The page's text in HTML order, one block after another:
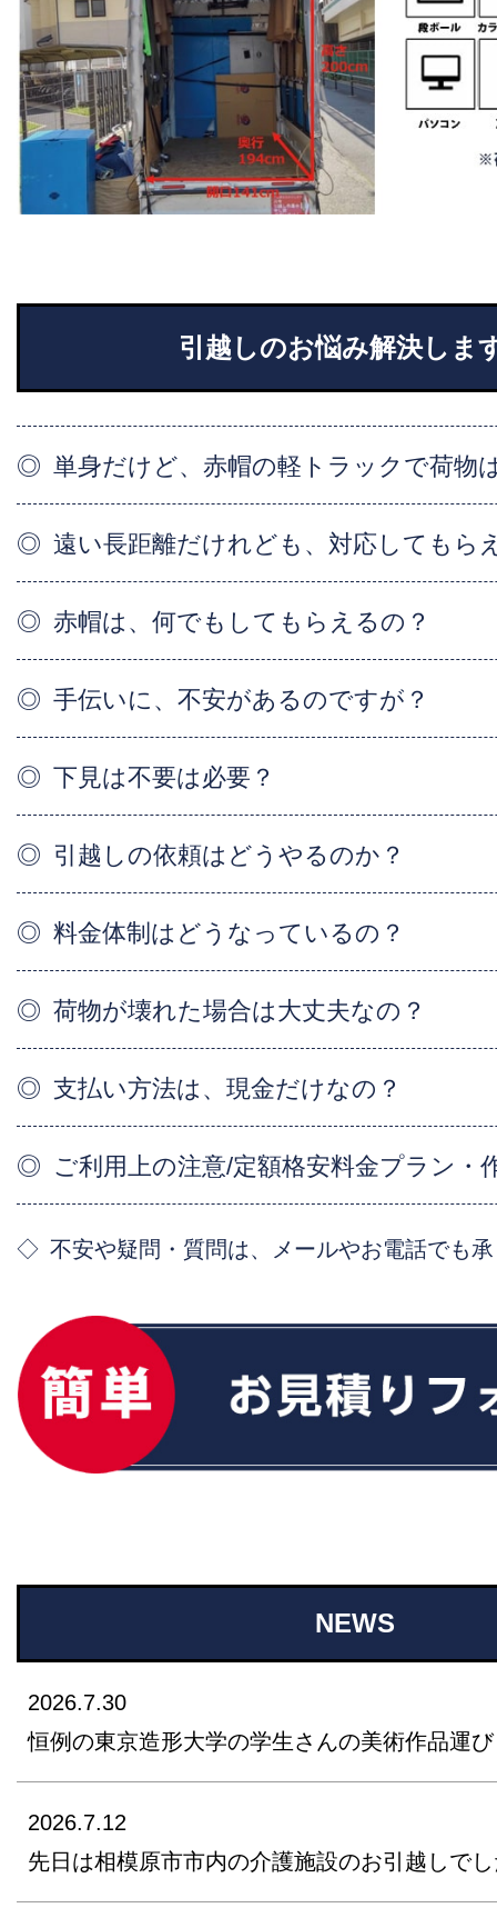
引越しのお悩み解決しま
単身だけど、赤帽の軽トラックで荷物
遠い長距離だけれども、対応してもら
赤帽は、何でもしてもらえるの？
手伝いに、不安があるのですが？
下見は不要は必要？
引越しの依頼はどうやるのか？
料金体制はどうなっているの？
荷物が壊れた場合は大丈夫なの？
支払い方法は、現金だけなの？
ご利用上の注意/定額格安料金プラン・
不安や疑問・質問は、メールやお電話でも
NEWS
2026.7.30
恒例の東京造形大学の学生さんの美術作品運び
2026.7.12
先日は相模原市市内の介護施設のお引越しで